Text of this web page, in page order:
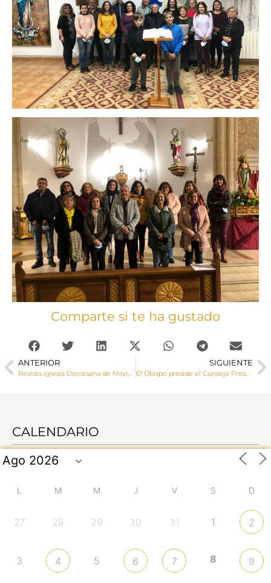
Comparte si te ha gustado
ANTERIOR SIGUIENTE
El Obispo preside el Consejo Presbiteral
CALENDARIO
L M M J V S D
27 28 29 30 31 1 2
3 4 5 6 7 8 9